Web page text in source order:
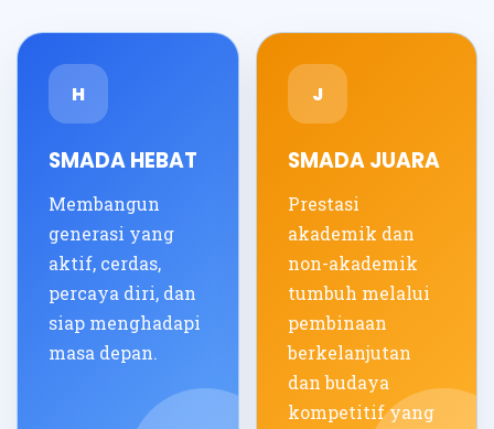
H
SMADA HEBAT
Membangun
generasi yang
aktif, cerdas,
percaya diri, dan
siap menghadapi
masa depan.
J
SMADA JUARA
Prestasi
akademik dan
non-akademik
tumbuh melalui
pembinaan
berkelanjutan
dan budaya
kompetitif yang